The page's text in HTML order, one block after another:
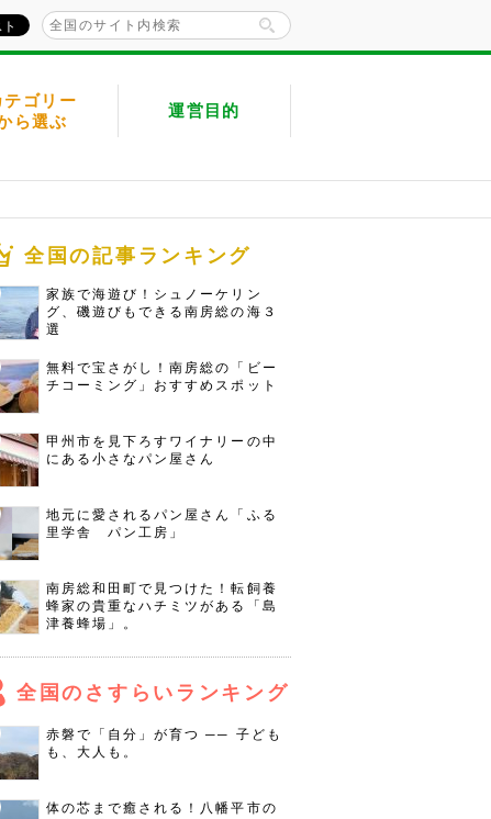
テゴリー
ら選ぶ
運営目的
全国の記事ランキング
家族で海遊び！シュノーケリン
グ、磯遊びもできる南房総の海３
選
無料で宝さがし！南房総の「ビー
チコーミング」おすすめスポット
甲州市を見下ろすワイナリーの中
にある小さなパン屋さん
地元に愛されるパン屋さん「ふる
里学舎 パン工房」
南房総和田町で見つけた！転飼養
蜂家の貴重なハチミツがある「島
津養蜂場」。
全国のさすらいランキング
赤磐で「自分」が育つ ── 子ども
も、大人も。
体の芯まで癒される！八幡平市の